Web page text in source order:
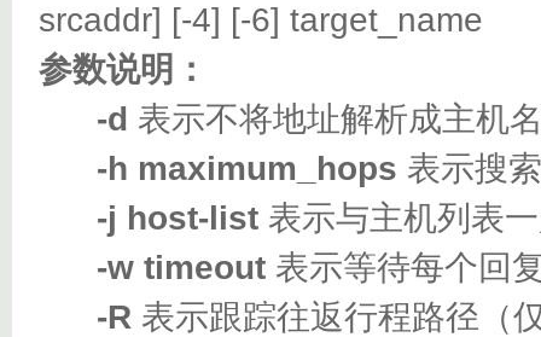
srcaddr] [-4] [-6] target_name
参数说明：
-d 表示不将地址解析成主机
-h maximum_hops 表示搜
-j host-list 表示与主机列表
-w timeout 表示等待每个回
-R 表示跟踪往返行程路径（